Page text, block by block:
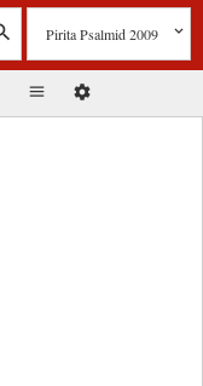
Pirita Psalmid 2009